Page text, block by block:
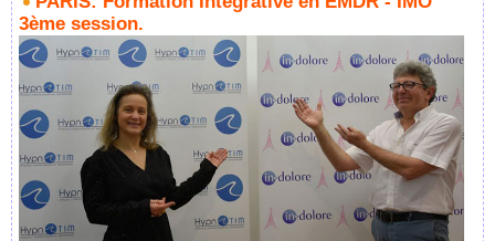
3ème session.